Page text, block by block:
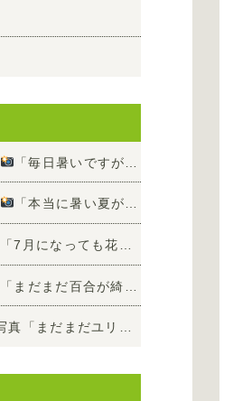
「毎日暑いですが、リハビリ頑張って頂けています
「本当に暑い夏が来ました